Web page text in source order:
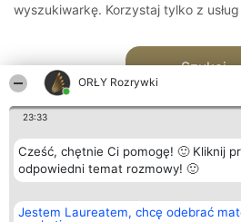
ORŁY Rozrywki
23:33
Cześć, chętnie Ci pomogę! 🙂 Kliknij
odpowiedni temat rozmowy! 🙂
Jestem Laureatem, chcę odebrać
wyszukiwarkę. Korzystaj tylko z
Szukaj
Organizator plebiscytu
Bright Side Solutions sp. z o.
Plebiscyt
Laureaci